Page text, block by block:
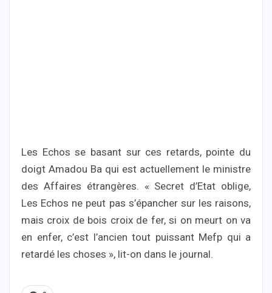
Les Echos se basant sur ces retards, pointe du
doigt Amadou Ba qui est actuellement le ministre
des Affaires étrangères. « Secret d’Etat oblige,
Les Echos ne peut pas s’épancher sur les raisons,
mais croix de bois croix de fer, si on meurt on va
en enfer, c’est l’ancien tout puissant Mefp qui a
retardé les choses », lit-on dans le journal.